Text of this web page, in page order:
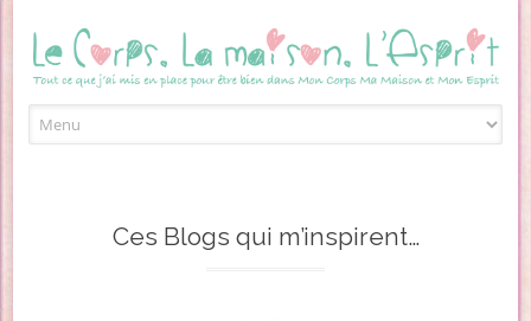
Ces Blogs qui m’inspirent…